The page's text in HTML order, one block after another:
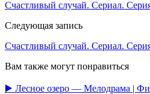
Счастливый случай. Сериал.
Следующая запись
Счастливый случай. Сериал.
Вам также могут понравиться
▶️ Лесное озеро — Мелодрама |